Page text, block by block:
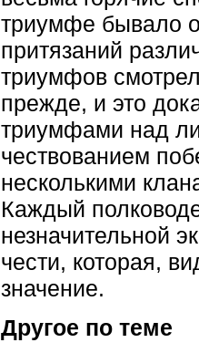
триумфе бывало
притязаний
триумфов
прежде, и это
триумфами над
чествованием
несколькими
Каждый
незначительной
чести, которая,
значение.
Другое по теме